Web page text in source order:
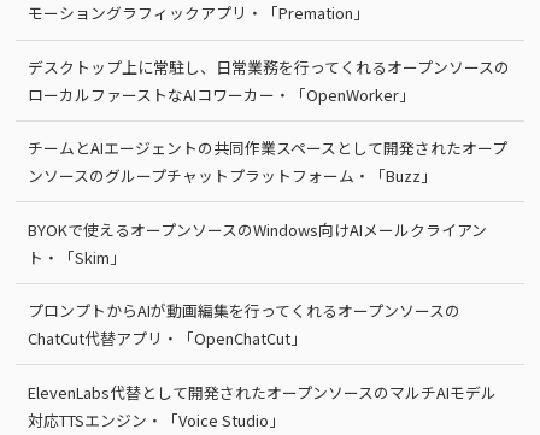
モーショングラフィックアプリ・「Premation」
デスクトップ上に常駐し、日常業務を行ってくれるオープンソースの
ローカルファーストなAIコワーカー・「OpenWorker」
チームとAIエージェントの共同作業スペースとして開発されたオープ
ンソースのグループチャットプラットフォーム・「Buzz」
BYOKで使えるオープンソースのWindows向けAIメールクライアン
ト・「Skim」
プロンプトからAIが動画編集を行ってくれるオープンソースの
ChatCut代替アプリ・「OpenChatCut」
ElevenLabs代替として開発されたオープンソースのマルチAIモデル
対応TTSエンジン・「Voice Studio」